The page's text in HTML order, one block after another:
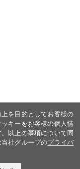
を目的としてお客様の
キーをお客様の個人情
以上の事項について同
社グループのプライバ